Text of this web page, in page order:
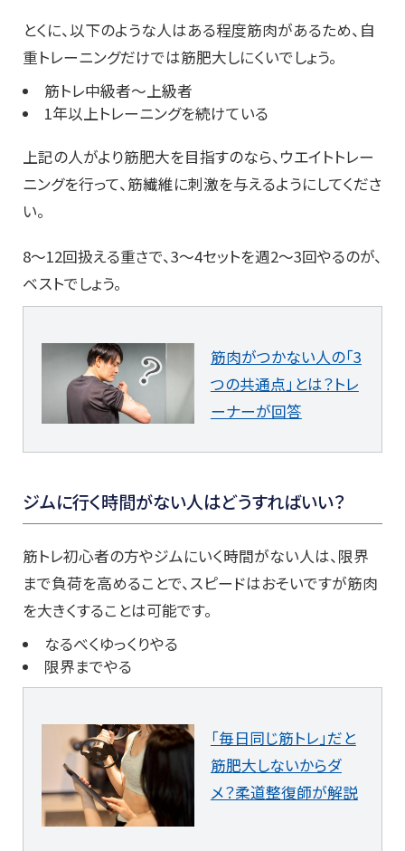
とくに、以下のような人はある程度筋肉があるため、自
重トレーニングだけでは筋肥大しにくいでしょう。
筋トレ中級者～上級者
1年以上トレーニングを続けている
上記の人がより筋肥大を目指すのなら、ウエイトトレー
ニングを行って、筋繊維に刺激を与えるようにしてくださ
い。
8～12回扱える重さで、3～4セットを週2～3回やるのが、
ベストでしょう。
筋肉がつかない人の「3
つの共通点」とは？トレ
ーナーが回答
ジムに行く時間がない人はどうすればいい？
筋トレ初心者の方やジムにいく時間がない人は、限界
まで負荷を高めることで、スピードはおそいですが筋肉
を大きくすることは可能です。
なるべくゆっくりやる
限界までやる
「毎日同じ筋トレ」だと
筋肥大しないからダ
メ？柔道整復師が解説